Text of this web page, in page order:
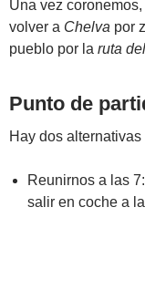
Una vez
volver a Chelva por
pueblo por la ruta
Punto de
Hay dos alternativas
Reunirnos a las
salir en coche a